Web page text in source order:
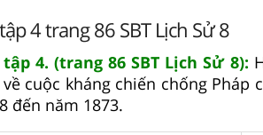
4 trang 86 SBT Lịch Sử 8
4. (trang 86 SBT Lịch Sử 8):
về cuộc kháng chiến chống
đến năm 1873.